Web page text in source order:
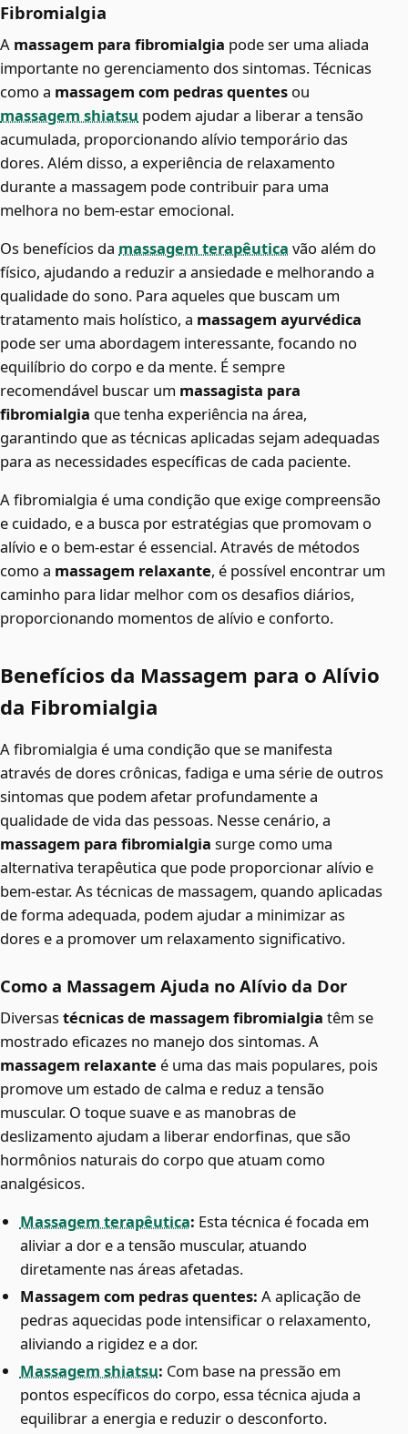
Fibromialgia
A massagem para fibromialgia pode ser uma aliada
importante no gerenciamento dos sintomas. Técnicas
como a massagem com pedras quentes ou
massagem shiatsu podem ajudar a liberar a tensão
acumulada, proporcionando alívio temporário das
dores. Além disso, a experiência de relaxamento
durante a massagem pode contribuir para uma
melhora no bem-estar emocional.
Os benefícios da massagem terapêutica vão além do
físico, ajudando a reduzir a ansiedade e melhorando a
qualidade do sono. Para aqueles que buscam um
tratamento mais holístico, a massagem ayurvédica
pode ser uma abordagem interessante, focando no
equilíbrio do corpo e da mente. É sempre
recomendável buscar um massagista para
fibromialgia que tenha experiência na área,
garantindo que as técnicas aplicadas sejam adequadas
para as necessidades específicas de cada paciente.
A fibromialgia é uma condição que exige compreensão
e cuidado, e a busca por estratégias que promovam o
alívio e o bem-estar é essencial. Através de métodos
como a massagem relaxante, é possível encontrar um
caminho para lidar melhor com os desafios diários,
proporcionando momentos de alívio e conforto.
Benefícios da Massagem para o Alívio
da Fibromialgia
A fibromialgia é uma condição que se manifesta
através de dores crônicas, fadiga e uma série de outros
sintomas que podem afetar profundamente a
qualidade de vida das pessoas. Nesse cenário, a
massagem para fibromialgia surge como uma
alternativa terapêutica que pode proporcionar alívio e
bem-estar. As técnicas de massagem, quando aplicadas
de forma adequada, podem ajudar a minimizar as
dores e a promover um relaxamento significativo.
Como a Massagem Ajuda no Alívio da Dor
Diversas técnicas de massagem fibromialgia têm se
mostrado eficazes no manejo dos sintomas. A
massagem relaxante é uma das mais populares, pois
promove um estado de calma e reduz a tensão
muscular. O toque suave e as manobras de
deslizamento ajudam a liberar endorfinas, que são
hormônios naturais do corpo que atuam como
analgésicos.
Massagem terapêutica: Esta técnica é focada em
aliviar a dor e a tensão muscular, atuando
diretamente nas áreas afetadas.
Massagem com pedras quentes: A aplicação de
pedras aquecidas pode intensificar o relaxamento,
aliviando a rigidez e a dor.
Massagem shiatsu: Com base na pressão em
pontos específicos do corpo, essa técnica ajuda a
equilibrar a energia e reduzir o desconforto.